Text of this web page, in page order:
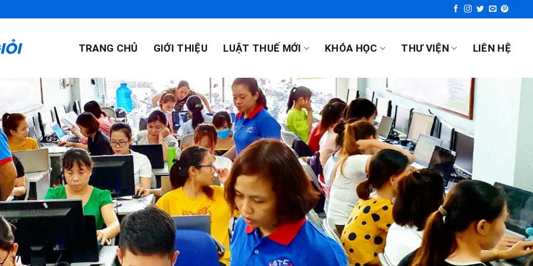
TRANG CHỦ GIỚI THIỆU LUẬT THUẾ MỚI KHÓA HỌC THƯ VIỆN LIÊN HỆ